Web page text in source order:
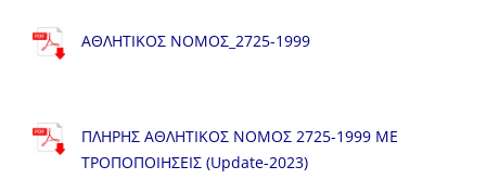
ΑΘΛΗΤΙΚΟΣ ΝΟΜΟΣ_2725-1999
ΠΛΗΡΗΣ ΑΘΛΗΤΙΚΟΣ ΝΟΜΟΣ 2725-1999 ΜΕ
ΤΡΟΠΟΠΟΙΗΣΕΙΣ (Update-2023)